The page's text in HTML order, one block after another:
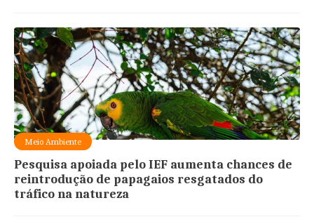
Meio Ambiente
Pesquisa apoiada pelo IEF aumenta chances de
reintrodução de papagaios resgatados do
tráfico na natureza